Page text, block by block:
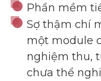
Phần mềm
Sợ thậm chí
một module
nghiệm thu,
chưa thể